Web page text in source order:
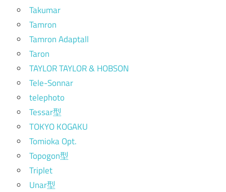
Takumar
Tamron
Tamron Adaptall
Taron
TAYLOR TAYLOR & HOBSON
Tele-Sonnar
telephoto
Tessar型
TOKYO KOGAKU
Tomioka Opt.
Topogon型
Triplet
Unar型